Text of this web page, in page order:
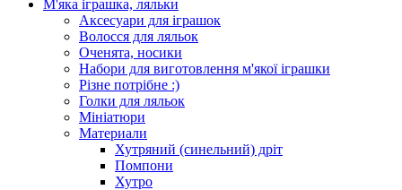
М'яка іграшка, ляльки
Аксесуари для іграшок
Волосся для ляльок
Оченята, носики
Набори для виготовлення м'якої іграшки
Різне потрібне :)
Голки для ляльок
Мініатюри
Материали
Хутряний (синельний) дріт
Помпони
Хутро